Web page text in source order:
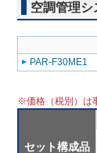
空調管理シ
PAR-F30ME1
※価格（税別）は
セット構成品